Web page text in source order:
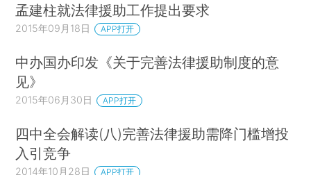
孟建柱就法律援助工作提出要求
2015年09月18日 APP打开
中办国办印发《关于完善法律援助制度的意
见》
2015年06月30日 APP打开
四中全会解读(八)完善法律援助需降门槛增投
入引竞争
2014年10月28日 APP打开